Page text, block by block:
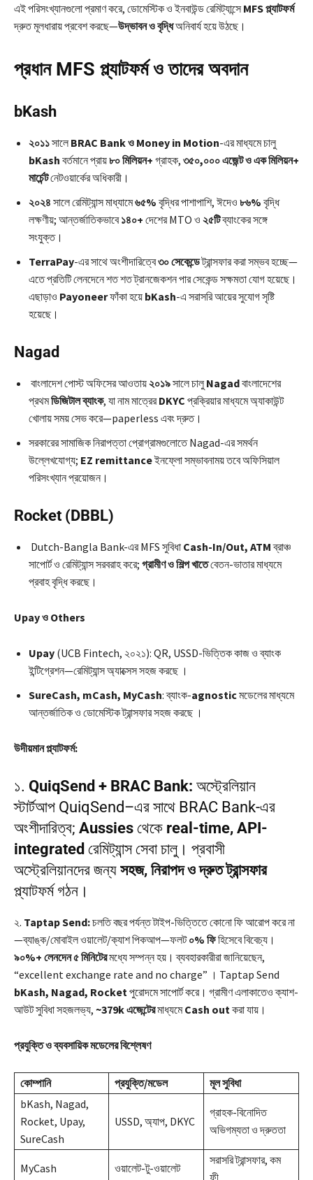
এই পরিসংখ্যানগুলো প্রমাণ করে, ডোমেস্টিক ও ইনবাউন্ড রেমিট্যান্সে MFS প্ল্যাটফর্ম
দ্রুত মূলধারায় প্রবেশ করছে—উদ্ভাবন ও বৃদ্ধিঅনিবার্য হয়ে উঠছে।
প্রধান MFS প্ল্যাটফর্ম ও তাদের অবদান
bKash
২০১১সালে BRAC Bank ও Money in Motion-এর মাধ্যমে চালু
bKash বর্তমানে প্রায়৮০ মিলিয়ন+ গ্রাহক, ৩৫০,০০০ এজেন্ট ও এক মিলিয়ন+
মার্চেন্টনেটওয়ার্কের অধিকারী।
২০২৪ সালে রেমিট্যান্স মাধ্যামে৬৫% বৃদ্ধির পাশাপাশি, ঈদেও ৮৬% বৃদ্ধি
লক্ষণীয়; আন্তর্জাতিকভাবে১৪০+ দেশের MTO ও ২৫টিব্যাংকের সঙ্গে
সংযুক্ত।
TerraPay-এর সাথে অংশীদারিত্বে৩০ সেকেন্ডেট্রান্সফার করা সম্ভব হচ্ছে—
এতে প্রতিটি লেনদেনে শত শত ট্রানজেকশন পার সেকেন্ড সক্ষমতা যোগ হয়েছে।
এছাড়াও Payoneerফাঁকা হয়ে bKash-এ সরাসরি আয়ের সুযোগ সৃষ্টি
হয়েছে।
Nagad
বাংলাদেশ পোস্ট অফিসের আওতায়২০১৯সালে চালু Nagadবাংলাদেশের
প্রথমডিজিটাল ব্যাংক, যা নাম মাত্রেরDKYC প্রক্রিয়ার মাধ্যমে অ্যাকাউন্ট
খোলায় সময় সেভ করে—paperless এবং দ্রুত।
সরকারের সামাজিক নিরাপত্তা প্রোগ্রামগুলোতে Nagad-এর সমর্থন
উল্লেখযোগ্য; EZ remittanceইনফ্লো সম্ভাবনাময় তবে অফিসিয়াল
পরিসংখ্যান প্রয়োজন।
Rocket (DBBL)
Dutch-Bangla Bank-এর MFS সুবিধা Cash-In/Out, ATMব্রাঞ্চ
সাপোর্ট ও রেমিট্যান্স সরবরাহ করে; গ্রামীণ ও শিল্প খাতেবেতন-ভাতার মাধ্যমে
প্রবাহ বৃদ্ধি করছে।
Upay ও Others
Upay (UCB Fintech, ২০২১): QR, USSD-ভিত্তিক কাজ ও ব্যাংক
ইন্টিগ্রেশন—রেমিট্যান্স অ্যাক্সেস সহজ করছে ।
SureCash, mCash, MyCash: ব্যাংক-agnosticমডেলের মাধ্যমে
আন্তর্জাতিক ও ডোমেস্টিক ট্রান্সফার সহজ করছে ।
উদীয়মান প্ল্যাটফর্ম:
১. QuiqSend + BRAC Bank: অস্ট্রেলিয়ান
স্টার্টআপ QuiqSend–এর সাথে BRAC Bank-এর
অংশীদারিত্ব; Aussies থেকে real-time, API-
integrated রেমিট্যান্স সেবা চালু। প্রবাসী
অস্ট্রেলিয়ানদের জন্য সহজ, নিরাপদ ও দ্রুত ট্রান্সফার
প্ল্যাটফর্ম গঠন।
২. Taptap Send:চলতি বছর পর্যন্ত টাইপ-ভিত্তিতে কোনো ফি আরোপ করে না
—ব্যাঙ্ক/মোবাইল ওয়ালেট/ক্যাশ পিকআপ—ফলট০% ফিহিসেবে বিবেচ্য।
৯০%+ লেনদেন ৫ মিনিটেরমধ্যে সম্পন্ন হয়। ব্যবহারকারীরা জানিয়েছেন,
“excellent exchange rate and no charge” । Taptap Send
bKash, Nagad, Rocket পুরোদমে সাপোর্ট করে। গ্রামীণ এলাকাতেও ক্যাশ-
আউট সুবিধা সহজলভ্য, ~379k এজেন্টেরমাধ্যমেCash out করা যায়।
প্রযুক্তি ও ব্যবসায়িক মডেলের বিশ্লেষণ
কোম্পানি প্রযুক্তি/মডেল
মূল সুবিধা
bKash, Nagad,
Rocket, Upay,
SureCash
USSD, অ্যাপ, DKYC
গ্রাহক-বিনোদিত
অভিগম্যতা ও দ্রুততা
MyCash ওয়ালেট-টু-ওয়ালেট
সরাসরি ট্রান্সফার, কম
ফী